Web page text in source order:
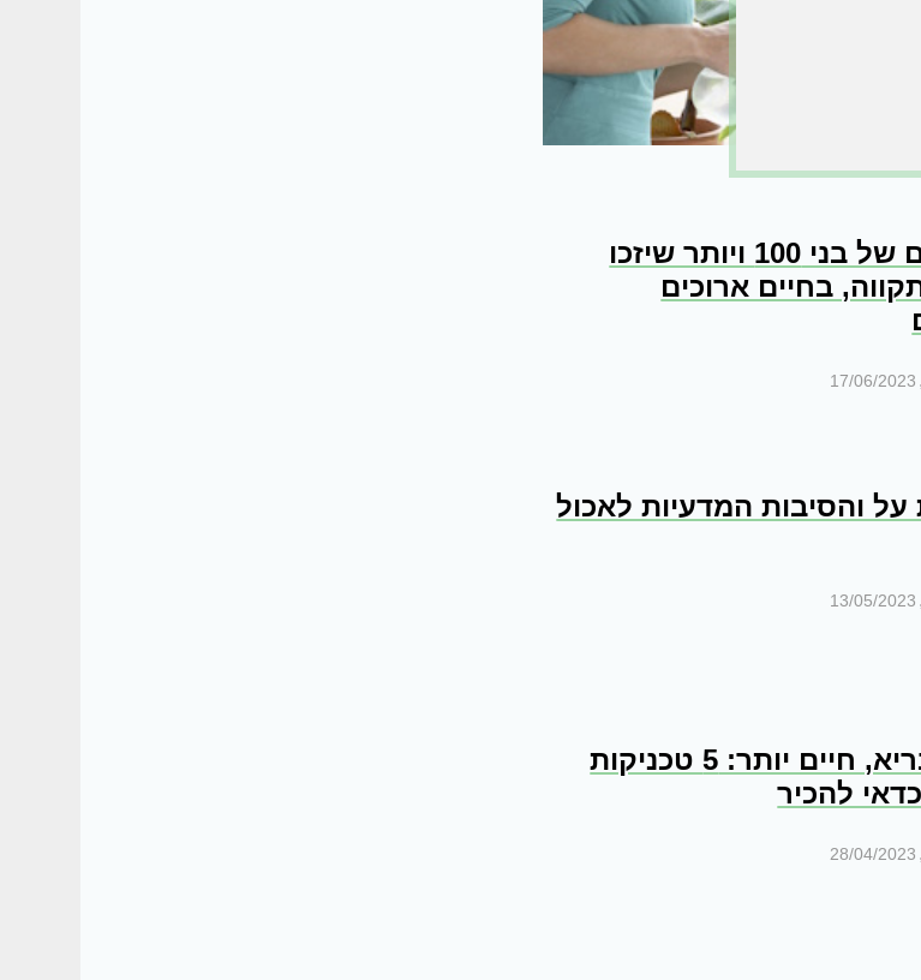
100 טיפים של בני 100 ויותר שיזכו
בחיים ארוכים
17/06/2023 ,
על והסיבות המדעיות לאכול
13/05/2023 ,
נושמים בריא, חיים יותר: 5 טכניקות
להכיר
28/04/2023 ,